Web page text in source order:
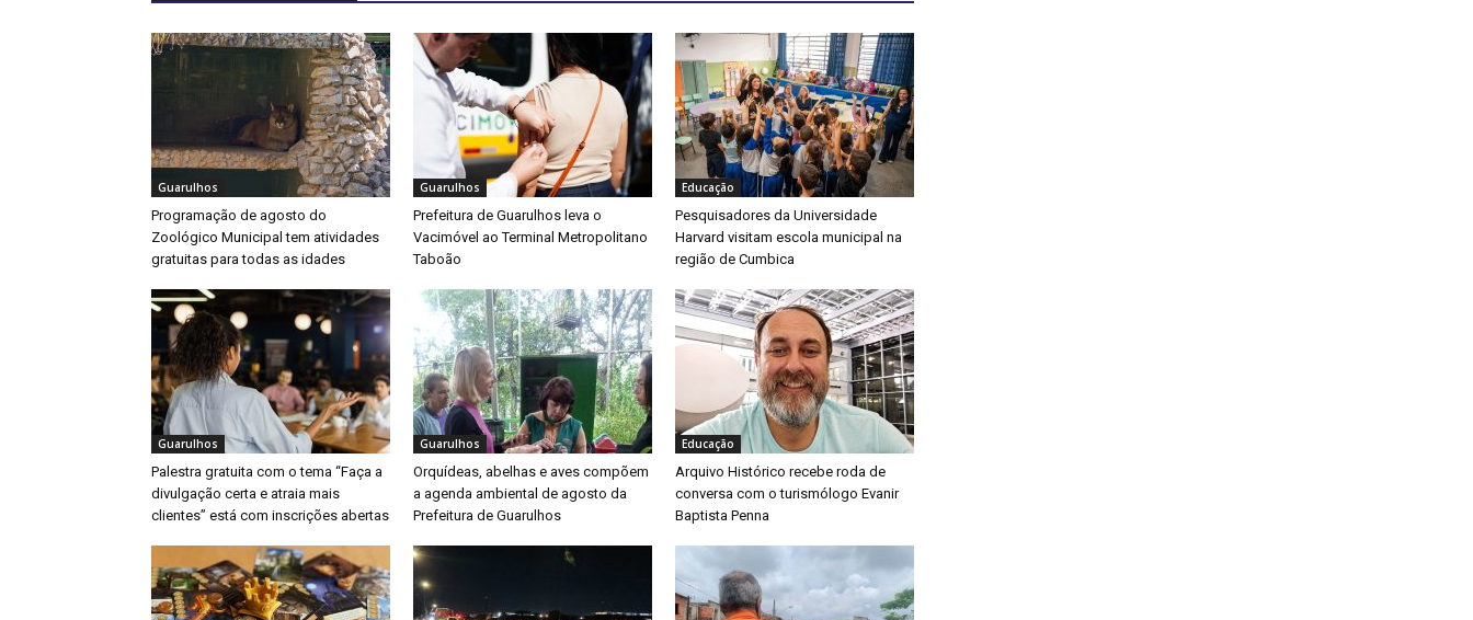
Guarulhos
Programação de agosto do
Zoológico Municipal tem atividades
gratuitas para todas as idades
Guarulhos
Prefeitura de Guarulhos leva o
Vacimóvel ao Terminal Metropolitano
Taboão
Educação
Pesquisadores da Universidade
Harvard visitam escola municipal na
região de Cumbica
Guarulhos
Palestra gratuita com o tema “Faça a
divulgação certa e atraia mais
clientes” está com inscrições abertas
Guarulhos
Orquídeas, abelhas e aves compõem
a agenda ambiental de agosto da
Prefeitura de Guarulhos
Educação
Arquivo Histórico recebe roda de
conversa com o turismólogo Evanir
Baptista Penna